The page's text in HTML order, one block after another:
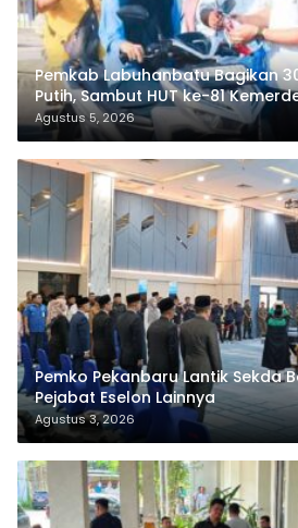
Pemkab Labuhanbatu Bagikan
Putih, Sambut HUT ke-81
Agustus 5, 2026
Pemko Pekanbaru Lantik Sekda
Pejabat Eselon Lainnya
Agustus 3, 2026